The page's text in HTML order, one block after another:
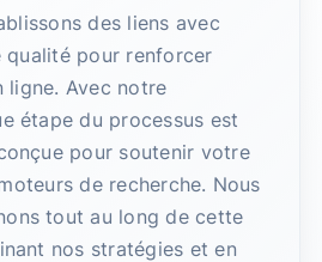
des liens avec
qualité pour renforcer
Avec notre
étape du processus est
pour soutenir votre
de recherche. Nous
tout au long de cette
nos stratégies et en